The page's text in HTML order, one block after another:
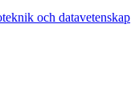
och datavetenskap